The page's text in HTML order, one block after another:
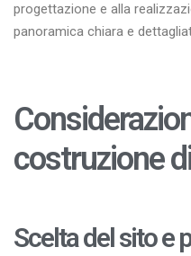
progettazione e alla
panoramica chiara e
costruzione
Scelta del sito e